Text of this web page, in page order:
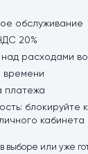
обслуживание
20%
над расходами
времени
платежа
блокируйте
кабинета
выборе или уже